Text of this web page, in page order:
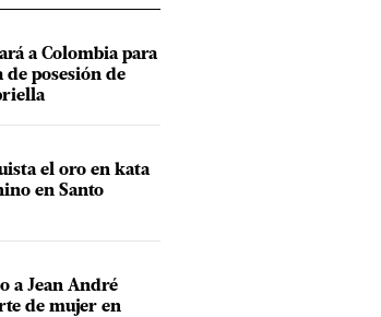
a Colombia para
posesión de
el oro en kata
en Santo
a Jean André
de mujer en